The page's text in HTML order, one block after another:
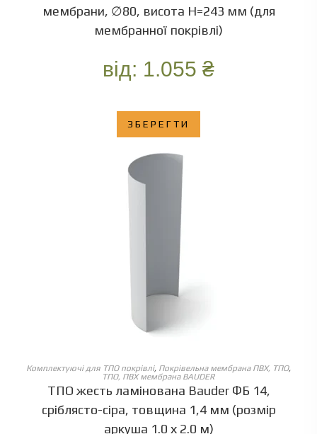
мембрани, ∅80, висота Н=243 мм (для
мембранної покрівлі)
від: 1.055 ₴
ЗБЕРЕГТИ
ОБЕРІТЬ ОПЦІЇ
Комплектуючі для ТПО покрівлі, Покрівельна мембрана ПВХ, ТПО,
ТПО, ПВХ мембрана BAUDER
ТПО жесть ламінована Bauder ФБ 14,
сріблясто-сіра, товщина 1,4 мм (розмір
аркуша 1.0 х 2.0 м)